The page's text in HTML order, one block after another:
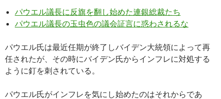
パウエル議長に反旗を翻し始めた連銀総裁たち
パウエル議長の玉虫色の議会証言に惑わされるな
パウエル氏は最近任期が終了しバイデン大統領によって再
任されたが、その時にバイデン氏からインフレに対処する
ように釘を刺されている。
パウエル氏がインフレを気にし始めたのはそれからであ